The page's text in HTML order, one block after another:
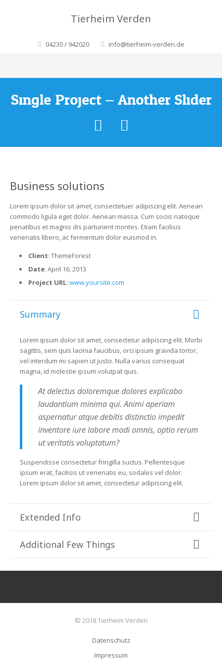
Tierheim Verden
04230 / 942020 info@tierheim-verden.de
Single Project – Another Slider
Business solutions
Lorem ipsum dolor sit amet, consectetuer adipiscing elit. Aenean
commodo ligula eget dolor. Aenean massa. Cum sociis natoque
penatibus et magnis dis parturient montes. Etiam facilisis
venenatis libero, ac fermentum dolor euismod in.
Client: ThemeForest
Date: April 16, 2013
Project URL: www.yoursite.com
Summary
Lorem ipsum dolor sit amet, consectetur adipiscing elit. Morbi
sagittis, sem quis lacinia faucibus, orci ipsum gravida tortor,
vel interdum mi sapien ut justo. Nulla varius consequat
magna, id molestie ipsum volutpat quis.
At delectus doloremque dolores explicabo
laudantium minima qui. Animi aperiam
aspernatur atque debitis distinctio impedit
inventore iure labore modi omnis, optio rerum
ut veritatis voluptatum?
Suspendisse consectetur fringilla suctus. Pellentesque
ipsum erat, facilisis ut venenatis eu, sodales vel dolor.
Lorem ipsum dolor sit amet, consectetur adipiscing elit.
Extended Info
Additional Few Things
© 2018 Tierheim Verden
Datenschutz
Impressum